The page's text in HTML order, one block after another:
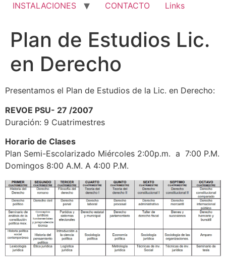
INSTALACIONES
CONTACTO Links
Plan de Estudios Lic.
en Derecho
Presentamos el Plan de Estudios de la Lic. en Derecho:
REVOE PSU- 27 /2007
Duración: 9 Cuatrimestres
Horario de Clases
Plan Semi-Escolarizado Miércoles 2:00p.m. a 7:00 P.M.
Domingos 8:00 A.M. A 4:00 P.M.